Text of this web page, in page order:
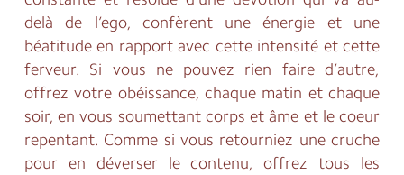
delà de l’ego, confèrent une énergie et une
béatitude en rapport avec cette intensité et cette
ferveur. Si vous ne pouvez rien faire d’autre,
offrez votre obéissance, chaque matin et chaque
soir, en vous soumettant corps et âme et le coeur
repentant. Comme si vous retourniez une cruche
pour en déverser le contenu, offrez tous les